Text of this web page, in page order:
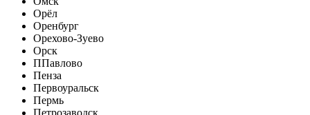
Орёл
Оренбург
Орехово-Зуево
Орск
ППавлово
Пенза
Первоуральск
Пермь
Петрозаводск